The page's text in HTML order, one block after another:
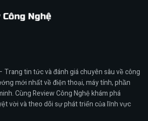
Trang tin tức và đánh giá chuyên sâu về công
mới nhất về điện thoại, máy tính, phần
Cùng Review Công Nghệ khám phá
vời và theo dõi sự phát triển của lĩnh vực